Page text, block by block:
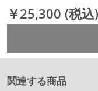
￥25,300 (税込)
関連する商品